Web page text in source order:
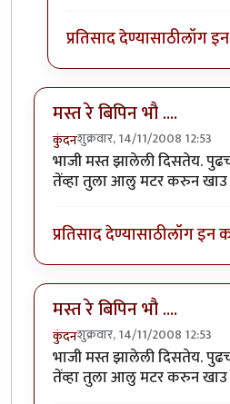
प्रतिसाद देण्यासाठीलॉग
मस्त रे बिपिन भौ ....
कुंदनशुक्रवार, 14/11/2008 12:53
भाजी मस्त झालेली दिसतेय.
तेंव्हा तुला आलु मटर करुन खाउ
प्रतिसाद देण्यासाठीलॉग इन
मस्त रे बिपिन भौ ....
कुंदनशुक्रवार, 14/11/2008 12:53
भाजी मस्त झालेली दिसतेय.
तेंव्हा तुला आलु मटर करुन खाउ